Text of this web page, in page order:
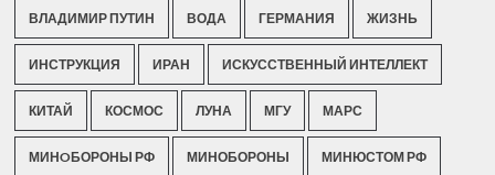
ВЛАДИМИР ПУТИН ВОДА ГЕРМАНИЯ ЖИЗНЬ
ИНСТРУКЦИЯ ИРАН ИСКУССТВЕННЫЙ ИНТЕЛЛЕКТ
КИТАЙ КОСМОС ЛУНА МГУ МАРС
МИНOБОРОНЫ РФ МИНОБОРОНЫ МИНЮСТОМ РФ